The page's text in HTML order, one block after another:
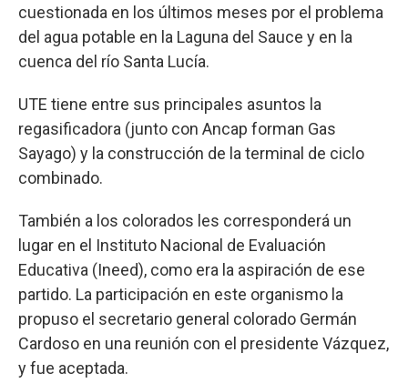
cuestionada en los últimos meses por el problema
del agua potable en la Laguna del Sauce y en la
cuenca del río Santa Lucía.
UTE tiene entre sus principales asuntos la
regasificadora (junto con Ancap forman Gas
Sayago) y la construcción de la terminal de ciclo
combinado.
También a los colorados les corresponderá un
lugar en el Instituto Nacional de Evaluación
Educativa (Ineed), como era la aspiración de ese
partido. La participación en este organismo la
propuso el secretario general colorado Germán
Cardoso en una reunión con el presidente Vázquez,
y fue aceptada.